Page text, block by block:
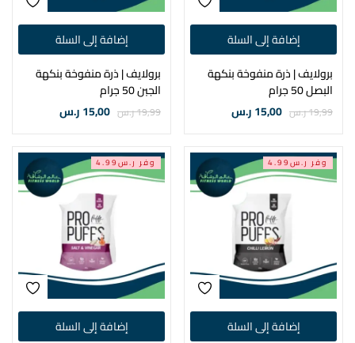
إضافة إلى السلة
برولايف | ذرة منفوخة بنكهة
البصل 50 جرام
19,99ر.س 15,00ر.س
إضافة إلى السلة
برولايف | ذرة منفوخة بنكهة
الجبن 50 جرام
19,99ر.س 15,00ر.س
إضافة إلى السلة
وفر ر.س4.99
إضافة إلى السلة
وفر ر.س4.99